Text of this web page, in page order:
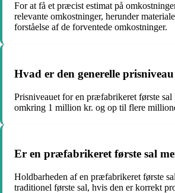
For at få et præcist estimat på
relevante omkostninger, herunder
forståelse af de forventede omkostninger.
Hvad er den generelle
Prisniveauet for en præfabrikeret første
omkring 1 million kr. og op til flere
Er en præfabrikeret første sal
Holdbarheden af en præfabrikeret første
traditionel første sal, hvis den er korrekt